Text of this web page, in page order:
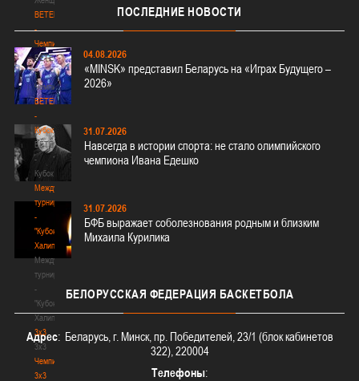
BETERA
-
Чемпионат
BETERA
-
Чемпионат
BETERA
-
Кубок
BETERA
-
Кубок
Международный
турнир
-
"Кубок
Халипского"
Международный
турнир
-
"Кубок
Халипского"
3x3
3x3
Чемпионат
3х3
ПОСЛЕДНИЕ НОВОСТИ
04.08.2026
«MINSK» представил Беларусь на «Играх Будущего –
2026»
31.07.2026
Навсегда в истории спорта: не стало олимпийского
чемпиона Ивана Едешко
31.07.2026
БФБ выражает соболезнования родным и близким
Михаила Курилика
БЕЛОРУССКАЯ ФЕДЕРАЦИЯ БАСКЕТБОЛА
Адрес: Беларусь, г. Минск, пр. Победителей, 23/1 (блок кабинетов
322), 220004
Телефоны: